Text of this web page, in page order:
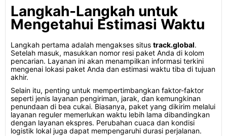
Langkah-Langkah untuk
Mengetahui Estimasi Waktu
Langkah pertama adalah mengakses situs track.global.
Setelah masuk, masukkan nomor resi paket Anda di kolom
pencarian. Layanan ini akan menampilkan informasi terkini
mengenai lokasi paket Anda dan estimasi waktu tiba di tujuan
akhir.
Selain itu, penting untuk mempertimbangkan faktor-faktor
seperti jenis layanan pengiriman, jarak, dan kemungkinan
penundaan di bea cukai. Biasanya, paket yang dikirim melalui
layanan reguler memerlukan waktu lebih lama dibandingkan
dengan layanan ekspres. Perubahan cuaca dan kondisi
logistik lokal juga dapat mempengaruhi durasi perjalanan.